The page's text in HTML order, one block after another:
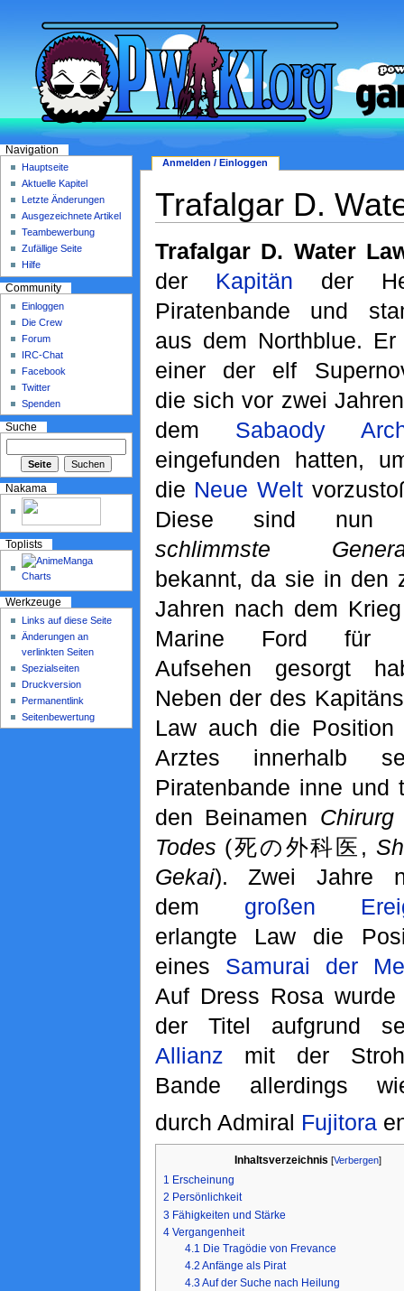
Trafalgar D.
Trafalgar D. Water
der Kapitän der
Piratenbande und
aus dem Northblue. Er
einer der elf
die sich vor zwei
dem Sabaody
eingefunden hatten,
die Neue Welt
Diese sind nun
schlimmste
bekannt, da sie in den
Jahren nach dem
Marine Ford für
Aufsehen gesorgt
Neben der des
Law auch die Position
Arztes innerhalb
Piratenbande inne und
den Beinamen Chirurg
Todes (死の外科医,
Gekai). Zwei Jahre
dem großen
erlangte Law die
eines Samurai der
Auf Dress Rosa wurde
der Titel aufgrund
Allianz mit der
Bande allerdings
durch Admiral Fujitora
Inhaltsverzeichnis [Verbergen]
1 Erscheinung
2 Persönlichkeit
3 Fähigkeiten und Stärke
4 Vergangenheit
4.1 Die Tragödie von Frevance
4.2 Anfänge als Pirat
4.3Auf der Suche nach Heilung
Anmelden / Einloggen
Navigation
Hauptseite
Aktuelle Kapitel
Letzte Änderungen
Ausgezeichnete Artikel
Teambewerbung
Zufällige Seite
Hilfe
Community
Einloggen
Die Crew
Forum
IRC-Chat
Facebook
Twitter
Spenden
Suche
Nakama
Toplists
Werkzeuge
Links auf diese Seite
Änderungen an
verlinkten Seiten
Spezialseiten
Druckversion
Permanentlink
Seitenbewertung